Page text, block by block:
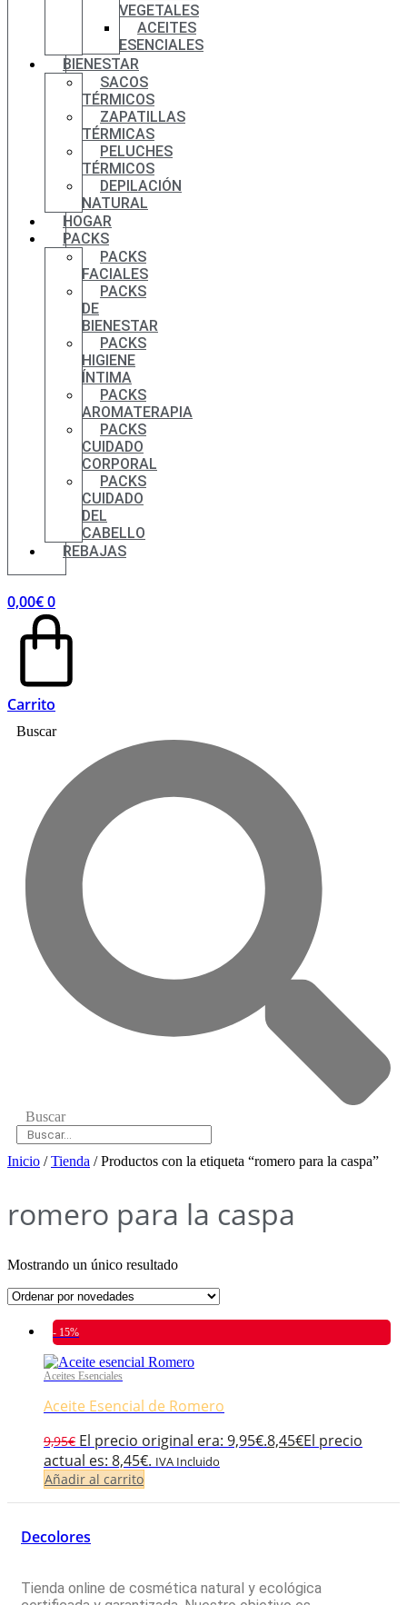
VEGETALES
ACEITES
ESENCIALES
BIENESTAR
SACOS
TÉRMICOS
ZAPATILLAS
TÉRMICAS
PELUCHES
TÉRMICOS
DEPILACIÓN
NATURAL
HOGAR
PACKS
PACKS
FACIALES
PACKS
DE
BIENESTAR
PACKS
HIGIENE
ÍNTIMA
PACKS
AROMATERAPIA
PACKS
CUIDADO
CORPORAL
PACKS
CUIDADO
DEL
CABELLO
REBAJAS
0,00€0
Carrito
Buscar
Buscar
Inicio /Tienda / Productos con la etiqueta “romero para la caspa”
romero para la caspa
Mostrando un único resultado
- 15%
Aceites Esenciales
Aceite Esencial de Romero
9,95€ El precio original era: 9,95€.8,45€El precio
actual es: 8,45€. IVA Incluido
Añadir al carrito
Decolores
Tienda online de cosmética natural y ecológica